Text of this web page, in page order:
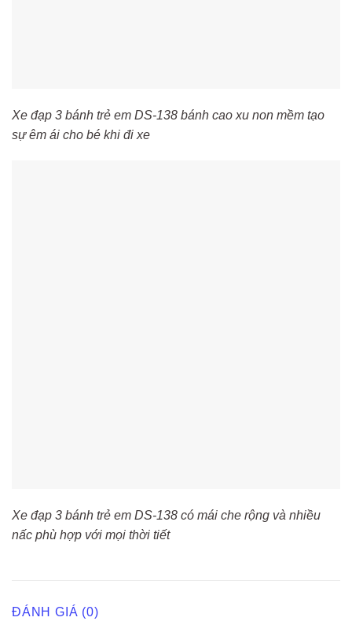
Xe đạp 3 bánh trẻ em DS-138 bánh cao xu non mềm tạo
sự êm ái cho bé khi đi xe
Xe đạp 3 bánh trẻ em DS-138 có mái che rộng và nhiều
nấc phù hợp với mọi thời tiết
ĐÁNH GIÁ (0)